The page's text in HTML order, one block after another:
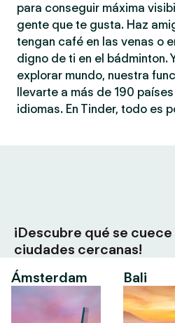
para conseguir máxima
gente que te gusta. Haz
tengan café en las venas o
digno de ti en el bádminton.
explorar mundo, nuestra
llevarte a más de 190
idiomas. En Tinder, todo es
¡Descubre qué se
ciudades cercanas!
Ámsterdam
Bali